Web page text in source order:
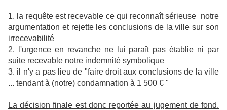
1. la requête est recevable ce qui reconnaît sérieuse notre
argumentation et rejette les conclusions de la ville sur son
irrecevabilité
2. l'urgence en revanche ne lui paraît pas établie ni par
suite recevable notre indemnité symbolique
3. il n'y a pas lieu de "faire droit aux conclusions de la ville
... tendant à (notre) condamnation à 1 500 € "
La décision finale est donc reportée au jugement de fond.